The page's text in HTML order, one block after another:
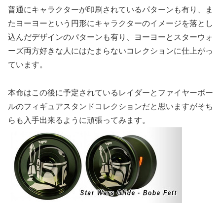
普通にキャラクターが印刷されているパターンも有り、ま
たヨーヨーという円形にキャラクターのイメージを落とし
込んだデザインのパターンも有り、ヨーヨーとスターウォ
ーズ両方好きな人にはたまらないコレクションに仕上がっ
ています。
本命はこの後に予定されているレイダーとファイヤーボー
ルのフィギュアスタンドコレクションだと思いますがそち
らも入手出来るように頑張ってみます。